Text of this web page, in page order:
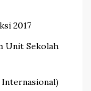
2017
Unit Sekolah
Internasional)